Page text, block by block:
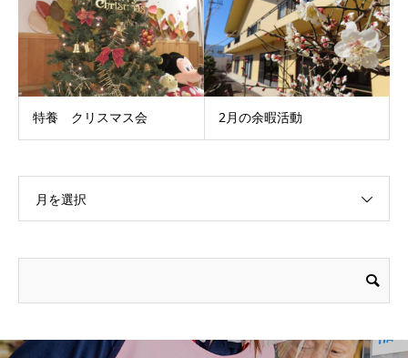
特養 クリスマス会 2月の余暇活動
月を選択